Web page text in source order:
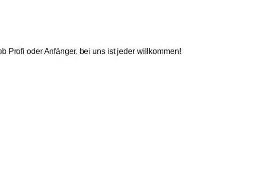
Profi oder Anfänger, bei uns ist jeder willkommen!